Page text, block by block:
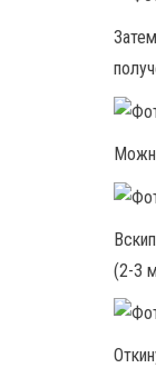
(2-3